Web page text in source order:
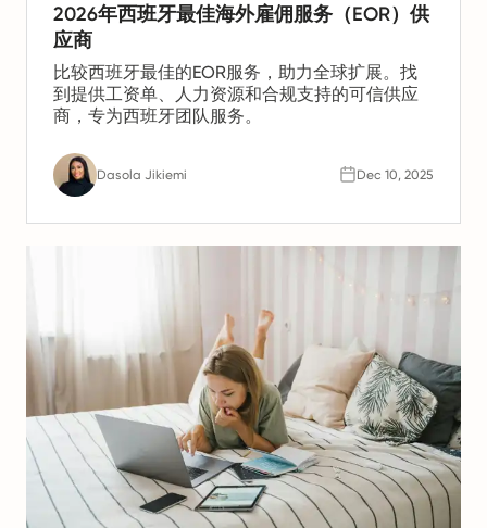
2026年西班牙最佳海外雇佣服务（EOR）供
应商
比较西班牙最佳的EOR服务，助力全球扩展。找
到提供工资单、人力资源和合规支持的可信供应
商，专为西班牙团队服务。
Dasola Jikiemi Dec 10, 2025